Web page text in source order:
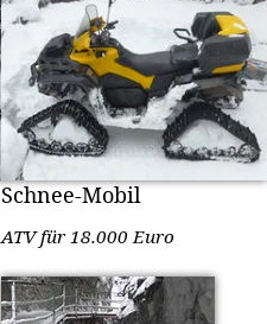
Schnee-Mobil
ATV für 18.000 Euro